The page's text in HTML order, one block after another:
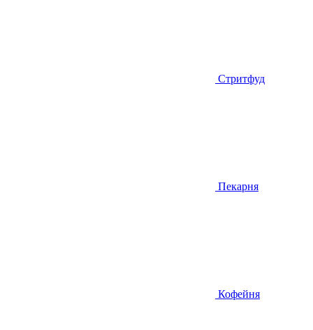
Стритфуд
Пекарня
Кофейня